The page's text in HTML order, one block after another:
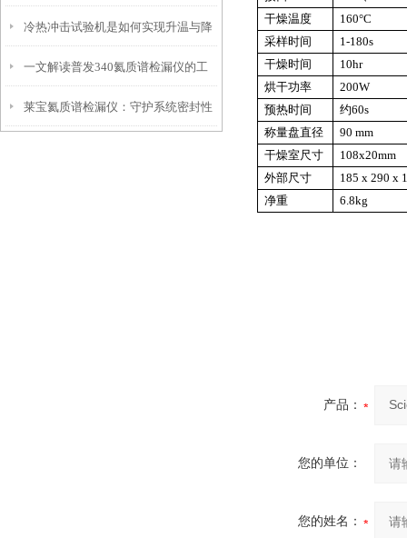
冷热冲击试验机是如何实现升温与降
温的过程？
一文解读普发340氦质谱检漏仪的工
作原理
莱宝氦质谱检漏仪：守护系统密封性
干燥温度
160°C
采样时间
1-180s
干燥时间
10hr
烘干功率
200W
预热时间
约60s
称量盘直径
90 mm
干燥室尺寸
108x20mm
外部尺寸
185 x 290 x
净重
6.8kg
产品：
您的单位：
您的姓名：